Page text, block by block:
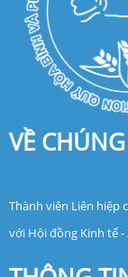
VỀ
Thành viên Liên hiệp
với Hội đồng Kinh tế -